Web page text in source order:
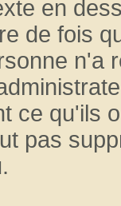
en
de fois
n'a
ce qu'ils
pas